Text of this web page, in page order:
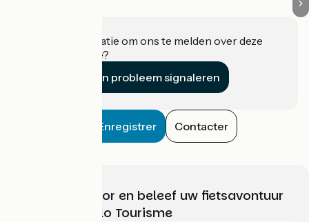
Heeft u informatie om ons te melden over deze
accommodatie?
Een probleem signaleren
Enregistrer Contacter
Kies, bereid voor en beleef uw fietsavontuur
met France Vélo Tourisme